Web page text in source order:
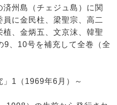
州島（チェジュ島）に関
に金民柱、梁聖宗、高二
、金炳五、文京沫、韓聖
9、10号を補充して全巻（全
1（1969年6月）～